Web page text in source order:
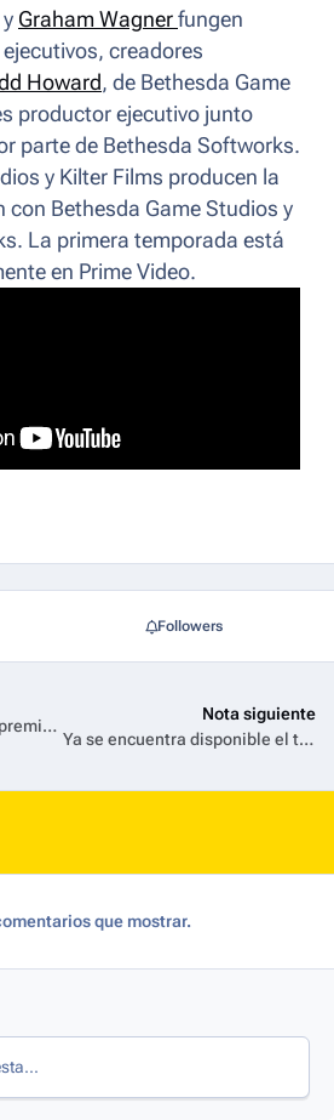
y Graham Wagner fungen
creadores
Howard, de Bethesda Game
productor ejecutivo junto
parte de Bethesda Softworks.
y Kilter Films producen la
con Bethesda Game Studios y
La primera temporada está
en Prime Video.
Followers
Mariah Carey recibirá el premio “Video Vanguard” y se presentará en los MTV VMAs 2025, que se transmitirán el 7 de Septiembre
Nota siguiente
Ya se encuentra disponible el tráiler de Familia en Renta
que mostrar.